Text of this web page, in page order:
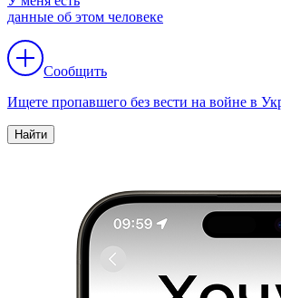
данные об этом человеке
Сообщить
Ищете пропавшего без вести на войне в
Найти